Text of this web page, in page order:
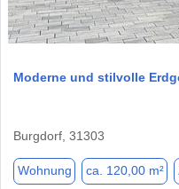
Moderne und stilvolle
Burgdorf, 31303
Wohnung ca. 120,00 m²